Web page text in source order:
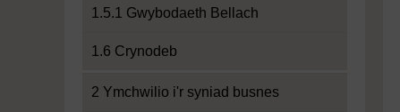
1.5.1 Gwybodaeth Bellach
1.6 Crynodeb
2 Ymchwilio i'r syniad busnes